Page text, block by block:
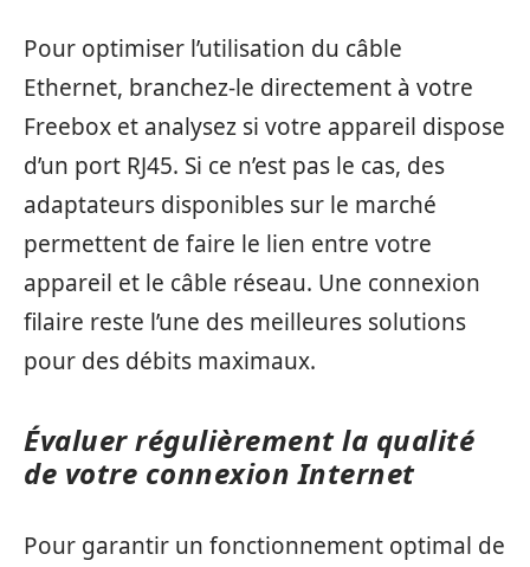
Pour optimiser l’utilisation du câble
Ethernet, branchez-le directement à votre
Freebox et analysez si votre appareil dispose
d’un port RJ45. Si ce n’est pas le cas, des
adaptateurs disponibles sur le marché
permettent de faire le lien entre votre
appareil et le câble réseau. Une connexion
filaire reste l’une des meilleures solutions
pour des débits maximaux.
Évaluer régulièrement la qualité
de votre connexion Internet
Pour garantir un fonctionnement optimal de